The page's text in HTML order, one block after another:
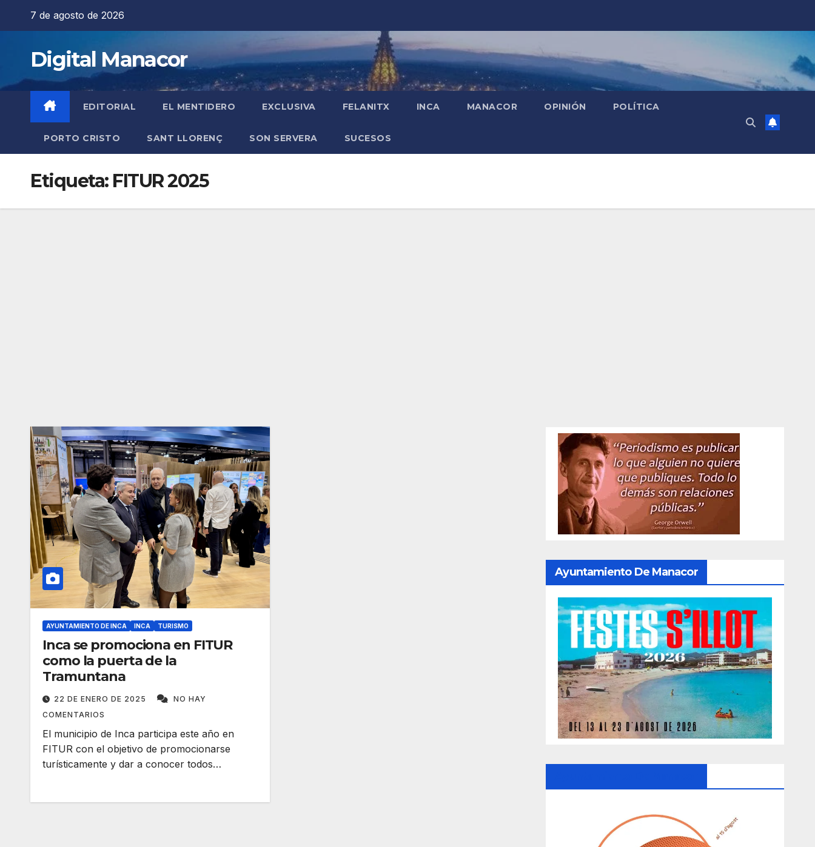
7 de agosto de 2026
Digital Manacor
EDITORIAL EL MENTIDERO EXCLUSIVA FELANITX INCA MANACOR OPINIÓN POLÍTICA
PORTO CRISTO SANT LLORENÇ SON SERVERA SUCESOS
Etiqueta: FITUR 2025
AYUNTAMIENTO DE INCA INCA TURISMO
Inca se promociona en FITUR
como la puerta de la
Tramuntana
22 DE ENERO DE 2025
NO HAY
COMENTARIOS
El municipio de Inca participa este año en
FITUR con el objetivo de promocionarse
turísticamente y dar a conocer todos…
Ayuntamiento De Manacor